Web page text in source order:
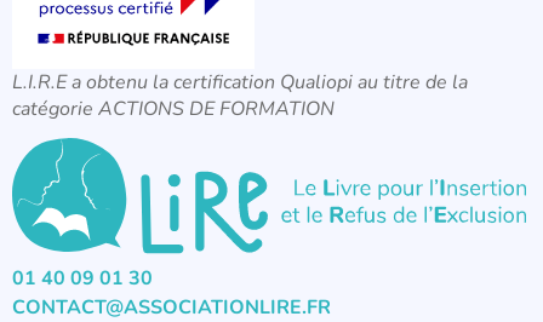
L.I.R.E a obtenu la certification Qualiopi au titre de la
catégorie ACTIONS DE FORMATION
01 40 09 01 30
CONTACT@ASSOCIATIONLIRE.FR